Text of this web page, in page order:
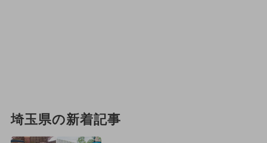
埼玉県の新着記事